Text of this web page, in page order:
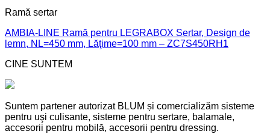
Ramă sertar
AMBIA-LINE Ramă pentru LEGRABOX Sertar, Design de
lemn, NL=450 mm, Lăţime=100 mm – ZC7S450RH1
CINE SUNTEM
Suntem partener autorizat BLUM și comercializăm sisteme
pentru uşi culisante, sisteme pentru sertare, balamale,
accesorii pentru mobilă, accesorii pentru dressing.